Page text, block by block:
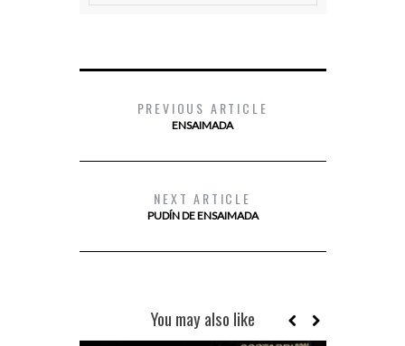
PREVIOUS ARTICLE
ENSAIMADA
NEXT ARTICLE
PUDÍN DE ENSAIMADA
You may also like